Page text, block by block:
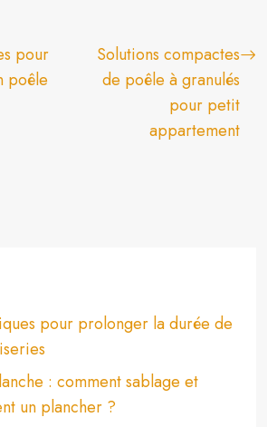
pour
poêle
Solutions compactes
de poêle à granulés
pour petit
appartement
pour prolonger la durée de
: comment sablage et
un plancher ?